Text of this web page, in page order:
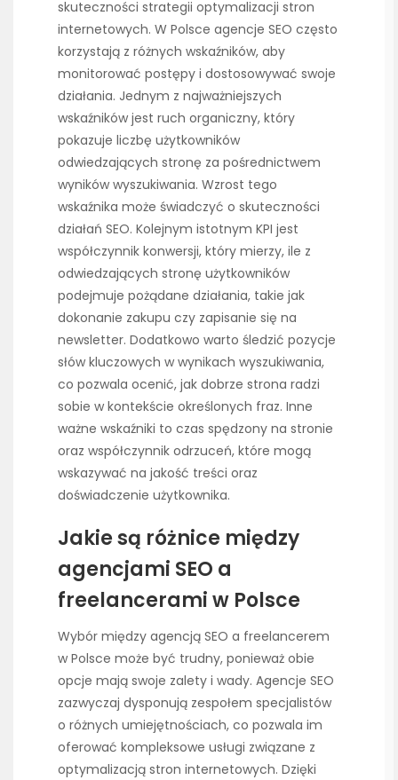
skuteczności strategii optymalizacji stron
internetowych. W Polsce agencje SEO często
korzystają z różnych wskaźników, aby
monitorować postępy i dostosowywać swoje
działania. Jednym z najważniejszych
wskaźników jest ruch organiczny, który
pokazuje liczbę użytkowników
odwiedzających stronę za pośrednictwem
wyników wyszukiwania. Wzrost tego
wskaźnika może świadczyć o skuteczności
działań SEO. Kolejnym istotnym KPI jest
współczynnik konwersji, który mierzy, ile z
odwiedzających stronę użytkowników
podejmuje pożądane działania, takie jak
dokonanie zakupu czy zapisanie się na
newsletter. Dodatkowo warto śledzić pozycje
słów kluczowych w wynikach wyszukiwania,
co pozwala ocenić, jak dobrze strona radzi
sobie w kontekście określonych fraz. Inne
ważne wskaźniki to czas spędzony na stronie
oraz współczynnik odrzuceń, które mogą
wskazywać na jakość treści oraz
doświadczenie użytkownika.
Jakie są różnice między
agencjami SEO a
freelancerami w Polsce
Wybór między agencją SEO a freelancerem
w Polsce może być trudny, ponieważ obie
opcje mają swoje zalety i wady. Agencje SEO
zazwyczaj dysponują zespołem specjalistów
o różnych umiejętnościach, co pozwala im
oferować kompleksowe usługi związane z
optymalizacją stron internetowych. Dzięki